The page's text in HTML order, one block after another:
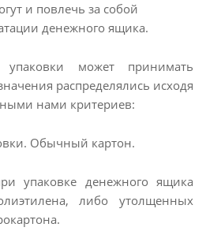
и повлечь за собой
денежного ящика.
упаковки может принимать
распределялись исходя
нами критериев:
Обычный картон.
упаковке денежного ящика
либо утолщенных